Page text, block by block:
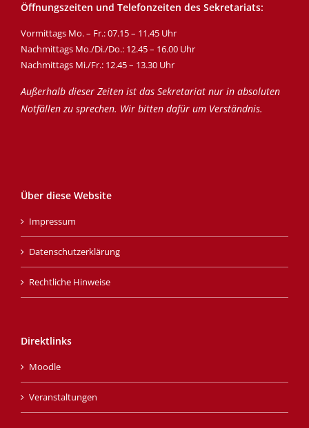
Öffnungszeiten und Telefonzeiten des Sekretariats:
Vormittags Mo. – Fr.: 07.15 – 11.45 Uhr
Nachmittags Mo./Di./Do.: 12.45 – 16.00 Uhr
Nachmittags Mi./Fr.: 12.45 – 13.30 Uhr
Außerhalb dieser Zeiten ist das Sekretariat nur in absoluten
Notfällen zu sprechen. Wir bitten dafür um Verständnis.
Über diese Website
Impressum
Datenschutzerklärung
Rechtliche Hinweise
Direktlinks
Moodle
Veranstaltungen